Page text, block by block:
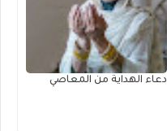
دعاء الهداية من المعاصي